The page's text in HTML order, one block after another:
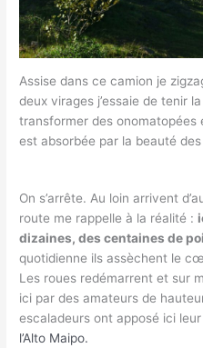
Assise dans ce camion je
deux virages j’essaie de tenir
transformer des onomatopées
est absorbée par la beauté
On s’arrête. Au loin arrivent
route me rappelle à la réalité :
dizaines, des centaines de
quotidienne ils assèchent le
Les roues redémarrent et sur
ici par des amateurs de
escaladeurs ont apposé ici
l’Alto Maipo.